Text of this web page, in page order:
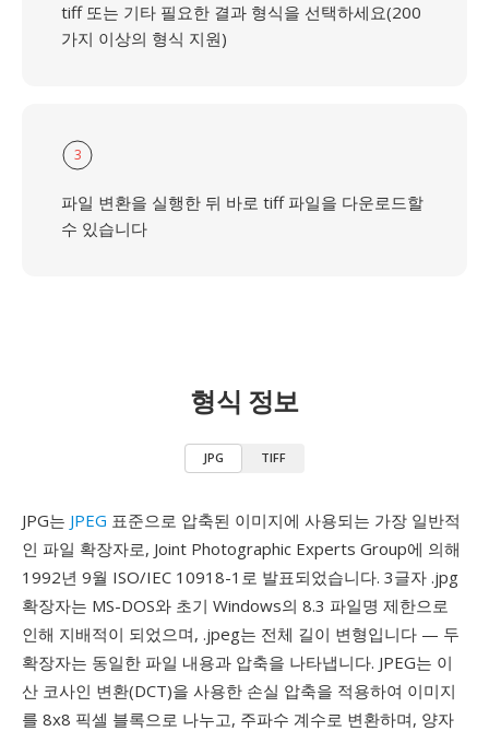
tiff 또는 기타 필요한 결과 형식을 선택하세요(200
가지 이상의 형식 지원)
3
파일 변환을 실행한 뒤 바로 tiff 파일을 다운로드할
수 있습니다
형식 정보
JPG TIFF
JPG는 JPEG 표준으로 압축된 이미지에 사용되는 가장 일반적
인 파일 확장자로, Joint Photographic Experts Group에 의해
1992년 9월 ISO/IEC 10918-1로 발표되었습니다. 3글자 .jpg
확장자는 MS-DOS와 초기 Windows의 8.3 파일명 제한으로
인해 지배적이 되었으며, .jpeg는 전체 길이 변형입니다 — 두
확장자는 동일한 파일 내용과 압축을 나타냅니다. JPEG는 이
산 코사인 변환(DCT)을 사용한 손실 압축을 적용하여 이미지
를 8x8 픽셀 블록으로 나누고, 주파수 계수로 변환하며, 양자